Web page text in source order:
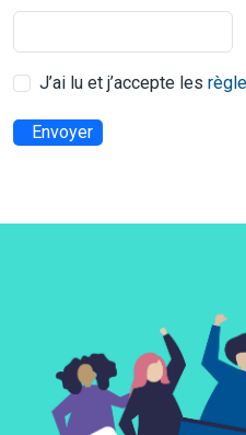
J’ai lu et j’accepte les
Envoyer